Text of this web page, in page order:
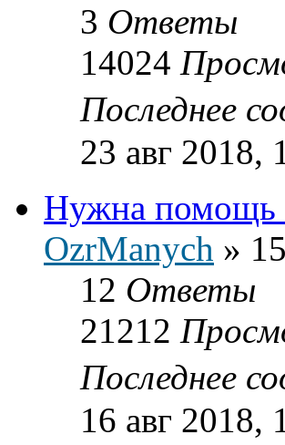
3 Ответы
14024
Последнее
23 авг 2018,
Нужна помощь
OzrManych »
12 Ответы
21212
Последнее
16 авг 2018,